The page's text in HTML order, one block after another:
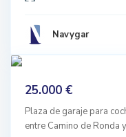
Navygar
n
25.000 €
Plaza de garaje para
entre Camino de Ronda
n
,
G
r